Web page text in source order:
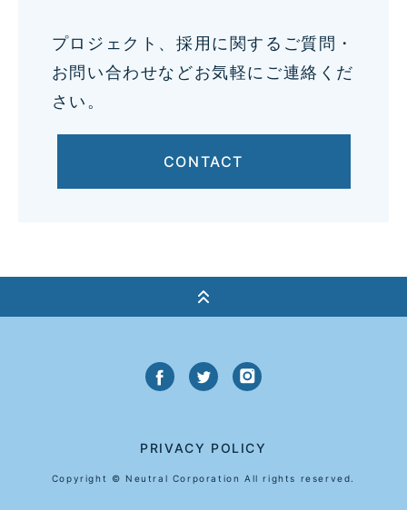
プロジェクト、採用に関するご質問・
お問い合わせなどお気軽にご連絡くだ
さい。
CONTACT
PRIVACY POLICY
Copyright © Neutral Corporation All rights reserved.